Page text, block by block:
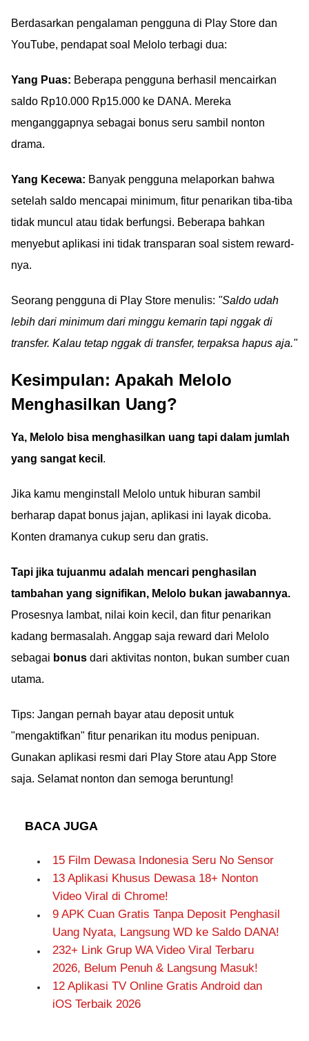
Berdasarkan pengalaman pengguna di Play Store dan
YouTube, pendapat soal Melolo terbagi dua:
Yang Puas: Beberapa pengguna berhasil mencairkan
saldo Rp10.000 Rp15.000 ke DANA. Mereka
menganggapnya sebagai bonus seru sambil nonton
drama.
Yang Kecewa: Banyak pengguna melaporkan bahwa
setelah saldo mencapai minimum, fitur penarikan tiba-tiba
tidak muncul atau tidak berfungsi. Beberapa bahkan
menyebut aplikasi ini tidak transparan soal sistem reward-
nya.
Seorang pengguna di Play Store menulis: "Saldo udah
lebih dari minimum dari minggu kemarin tapi nggak di
transfer. Kalau tetap nggak di transfer, terpaksa hapus aja."
Kesimpulan: Apakah Melolo
Menghasilkan Uang?
Ya, Melolo bisa menghasilkan uang tapi dalam jumlah
yang sangat kecil .
Jika kamu menginstall Melolo untuk hiburan sambil
berharap dapat bonus jajan, aplikasi ini layak dicoba.
Konten dramanya cukup seru dan gratis.
Tapi jika tujuanmu adalah mencari penghasilan
tambahan yang signifikan, Melolo bukan jawabannya.
Prosesnya lambat, nilai koin kecil, dan fitur penarikan
kadang bermasalah. Anggap saja reward dari Melolo
sebagai bonus dari aktivitas nonton, bukan sumber cuan
utama.
Tips: Jangan pernah bayar atau deposit untuk
"mengaktifkan" fitur penarikan itu modus penipuan.
Gunakan aplikasi resmi dari Play Store atau App Store
saja. Selamat nonton dan semoga beruntung!
BACA JUGA
15 Film Dewasa Indonesia Seru No Sensor
13 Aplikasi Khusus Dewasa 18+ Nonton
Video Viral di Chrome!
9 APK Cuan Gratis Tanpa Deposit Penghasil
Uang Nyata, Langsung WD ke Saldo DANA!
232+ Link Grup WA Video Viral Terbaru
2026, Belum Penuh & Langsung Masuk!
12 Aplikasi TV Online Gratis Android dan
iOS Terbaik 2026